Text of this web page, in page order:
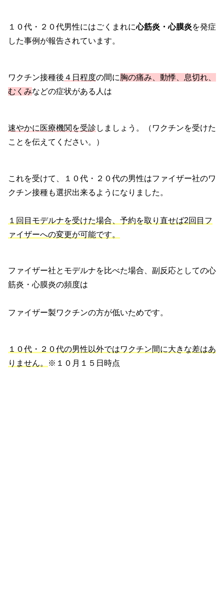
１０代・２０代男性にはごくまれに心筋炎・心膜炎を発症
した事例が報告されています。
ワクチン接種後 ４日程度の間に胸の痛み、動悸、息切れ、
むくみなどの症状がある人は
速やかに医療機関を受診 しましょう。（ワクチンを受けた
ことを伝えてください。）
これを受けて、１０代・２０代の男性はファイザー社のワ
クチン接種も選択出来るようになりました。
１回目モデルナを受けた場合、予約を取り直せば2回目フ
ァイザーへの変更が可能です。
ファイザー社とモデルナを比べた場合、副反応としての心
筋炎・心膜炎の頻度は
ファイザー製ワクチンの方が低いためです。
１０代・２０代の男性以外ではワクチン間に大きな差はあ
りません。
※１０月１５日時点